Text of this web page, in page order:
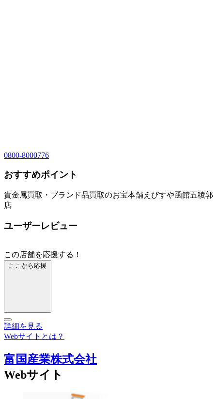
0800-8000776
おすすめポイント
貴金属買取・ブランド品買取のお宝本舗えびすや函館五稜郭
店
ユーザーレビュー
この店舗を応援する！
ここから応援
詳細を見る
Webサイトとは？
富国産業株式会社
Webサイト